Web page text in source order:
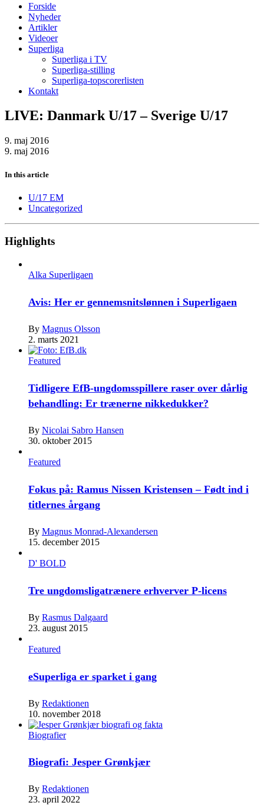
Forside
Nyheder
Artikler
Videoer
Superliga
Superliga i TV
Superliga-stilling
Superliga-topscorerlisten
Kontakt
LIVE: Danmark U/17 – Sverige U/17
9. maj 2016
9. maj 2016
In this article
U/17 EM
Uncategorized
Highlights
Alka Superligaen
Avis: Her er gennemsnitslønnen i Superligaen
By Magnus Olsson
2. marts 2021
Featured
Tidligere EfB-ungdomsspillere raser over dårlig
behandling: Er trænerne nikkedukker?
By Nicolai Sabro Hansen
30. oktober 2015
Featured
Fokus på: Ramus Nissen Kristensen – Født ind i
titlernes årgang
By Magnus Monrad-Alexandersen
15. december 2015
D' BOLD
Tre ungdomsligatrænere erhverver P-licens
By Rasmus Dalgaard
23. august 2015
Featured
eSuperliga er sparket i gang
By Redaktionen
10. november 2018
Biografier
Biografi: Jesper Grønkjær
By Redaktionen
23. april 2022